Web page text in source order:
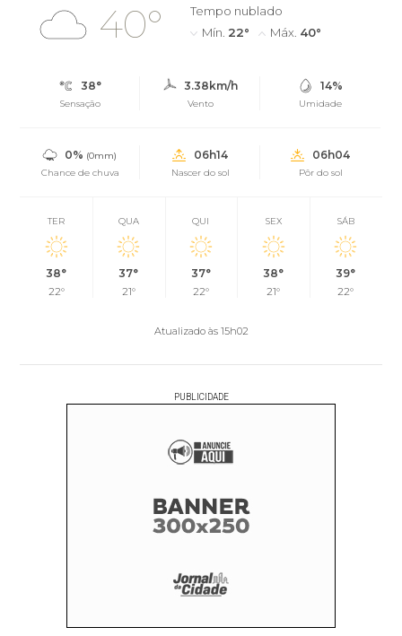
40°
Tempo nublado
Mín. 22° Máx. 40°
38°
Sensação
3.38km/h
Vento
14%
Umidade
0% (0mm)
Chance de chuva
06h14
Nascer do sol
06h04
Pôr do sol
TER
38°
22°
QUA
37°
21°
QUI
37°
22°
SEX
38°
21°
SÁB
39°
22°
Atualizado às 15h02
PUBLICIDADE